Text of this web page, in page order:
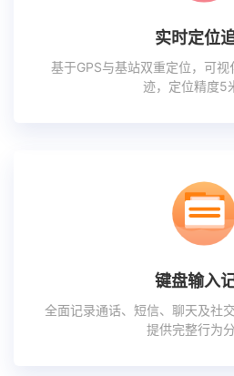
实时定位
基于GPS与基站双重定位，可
迹，定位精度5
键盘输入
全面记录通话、短信、聊天及社
提供完整行为分